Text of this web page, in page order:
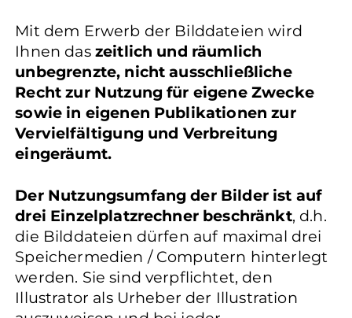
Mit dem Erwerb der Bilddateien wird
Ihnen das zeitlich und räumlich
unbegrenzte, nicht ausschließliche
Recht zur Nutzung für eigene Zwecke
sowie in eigenen Publikationen zur
Vervielfältigung und Verbreitung
eingeräumt.
Der Nutzungsumfang der Bilder ist auf
drei Einzelplatzrechner beschränkt, d.h.
die Bilddateien dürfen auf maximal drei
Speichermedien / Computern hinterlegt
werden. Sie sind verpflichtet, den
Illustrator als Urheber der Illustration